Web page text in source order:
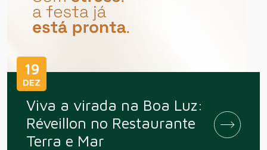
19
DEZ
Viva a virada na Boa Luz:
Réveillon no Restaurante
Terra e Mar